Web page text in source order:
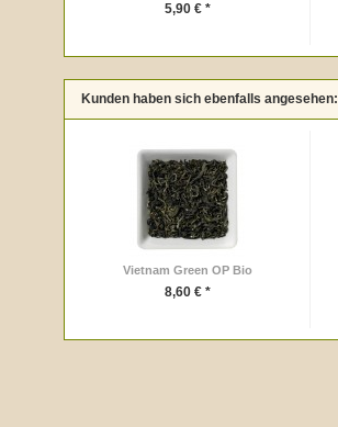
5,90 € *
Kunden haben sich ebenfalls angesehen:
Vietnam Green OP Bio
8,60 € *